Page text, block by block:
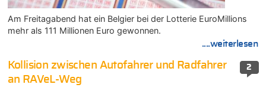
Am Freitagabend hat ein Belgier bei der Lotterie EuroMillions
mehr als 111 Millionen Euro gewonnen.
....weiterlesen
2
Kollision zwischen Autofahrer und Radfahrer
an RAVeL-Weg